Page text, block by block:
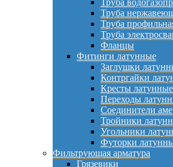
Труба
Труба
Труба
Фланцы
Фитинги латунные
Заглушки
Контргайки
Кресты латунные
Переходы
Соединители
Тройники
Угольники
Футорки
Фильтрующая арматура
Грязевики